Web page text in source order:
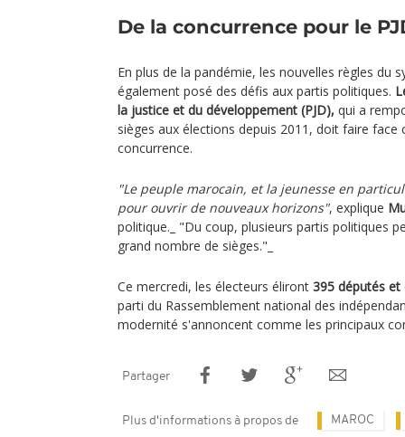
De la concurrence pour le
En plus de la pandémie, les nouvelles règles du
également posé des défis aux partis politiques.
la justice et du développement (PJD), qui a
sièges aux élections depuis 2011, doit faire
concurrence.
"Le peuple marocain, et la jeunesse en
pour ouvrir de nouveaux horizons", explique
politique._ "Du coup, plusieurs partis politiques
grand nombre de sièges."_
Ce mercredi, les électeurs éliront 395 députés et
parti du Rassemblement national des
modernité s'annoncent comme les principaux
Partager
Plus d'informations à propos de MAROC